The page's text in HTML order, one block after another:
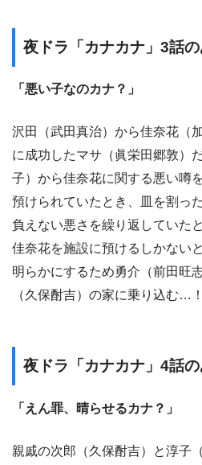
夜ドラ「カナカナ」3話
「悪い子なのカナ？」
沢田（武田真治）から佳奈花（
に成功したマサ（眞栄田郷敦）
子）から佳奈花に関する悪い噂
預けられていたとき、皿を割っ
負えない悪さを繰り返していた
佳奈花を施設に預けるしかない
明らかにするため勇介（前田旺
（久保酎吉）の家に乗り込む…！
夜ドラ「カナカナ」4話
「えん罪、晴らせるカナ？」
親戚の次郎（久保酎吉）と淳子